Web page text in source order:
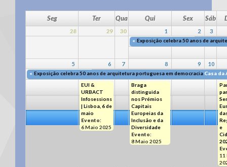
Seg Ter Qua Qui Sex Sáb
28 29 30 1 2 3
« Exposição celebra 50 anos de
5 6 7 8 9 10
« Exposição celebra 50 anos de arquitetura portuguesa em democracia Casa
EUI &
URBACT
Infosessions
| Lisboa, 6 de
maio
Evento:
6 Maio 2025
Braga
distinguida
nos Prémios
Capitais
Europeias da
Inclusão e da
Diversidade
Evento:
8 Maio 2025
e
11